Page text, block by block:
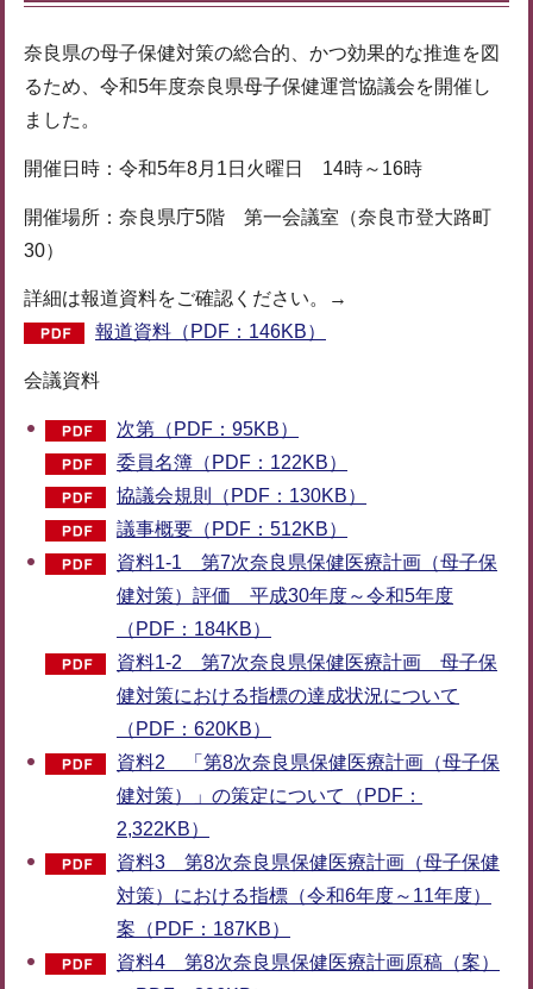
奈良県の母子保健対策の総合的、かつ効果的な推進を図
るため、令和5年度奈良県母子保健運営協議会を開催し
ました。
開催日時：令和5年8月1日火曜日 14時～16時
開催場所：奈良県庁5階 第一会議室（奈良市登大路町
30）
詳細は報道資料をご確認ください。→
報道資料（PDF：146KB）
会議資料
次第（PDF：95KB）
委員名簿（PDF：122KB）
協議会規則（PDF：130KB）
議事概要（PDF：512KB）
資料1-1 第7次奈良県保健医療計画（母子保
健対策）評価 平成30年度～令和5年度
（PDF：184KB）
資料1-2 第7次奈良県保健医療計画 母子保
健対策における指標の達成状況について
（PDF：620KB）
資料2 「第8次奈良県保健医療計画（母子保
健対策）」の策定について（PDF：
2,322KB）
資料3 第8次奈良県保健医療計画（母子保健
対策）における指標（令和6年度～11年度）
案（PDF：187KB）
資料4 第8次奈良県保健医療計画原稿（案）